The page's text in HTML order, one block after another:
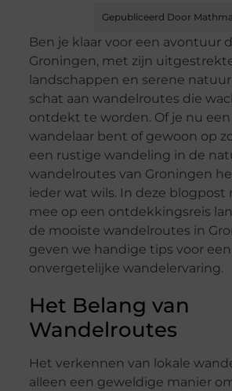
Gepubliceerd Door
Ben je klaar voor een avontuur
Groningen, met zijn
landschappen en serene
schat aan wandelroutes die
ontdekt te worden. Of je nu
wandelaar bent of gewoon op
een rustige wandeling in de
wandelroutes van Groningen
ieder wat wils. In deze blogpost
mee op een ontdekkingsreis
de mooiste wandelroutes in
geven we handige tips voor een
onvergetelijke wandelervaring.
Het Belang van
Wandelroutes
Het verkennen van lokale
alleen een geweldige manier